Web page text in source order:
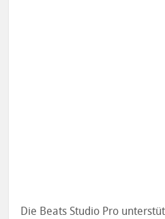
Die Beats Studio Pro